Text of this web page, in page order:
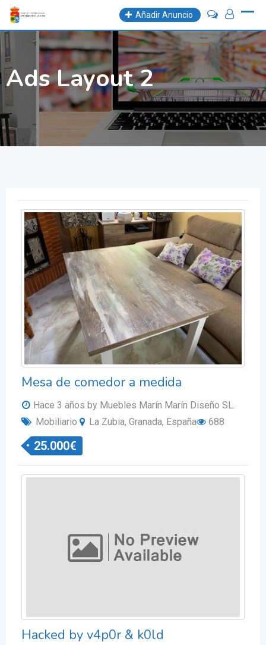
Skip
content
Añadir Anuncio
Ads Layout 2
Mesa de comedor a medida
Hace 3 años by Muebles Marín Marín Diseño SL.
Mobiliario
La Zubia, Granada, España 688
25.000€
Hacked by v4p0r & k0ld